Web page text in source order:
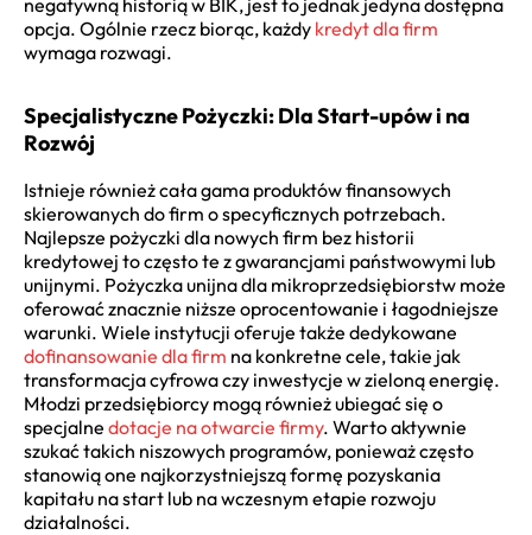
opcja. Ogólnie rzecz biorąc, każdy kredyt dla firm
wymaga rozwagi.
Specjalistyczne Pożyczki: Dla Start-upów i na
Rozwój
Istnieje również cała gama produktów finansowych
skierowanych do firm o specyficznych potrzebach.
Najlepsze pożyczki dla nowych firm bez historii
kredytowej to często te z gwarancjami państwowymi lub
unijnymi. Pożyczka unijna dla mikroprzedsiębiorstw może
oferować znacznie niższe oprocentowanie i łagodniejsze
warunki. Wiele instytucji oferuje także dedykowane
dofinansowanie dla firm na konkretne cele, takie jak
transformacja cyfrowa czy inwestycje w zieloną energię.
Młodzi przedsiębiorcy mogą również ubiegać się o
specjalne dotacje na otwarcie firmy. Warto aktywnie
szukać takich niszowych programów, ponieważ często
stanowią one najkorzystniejszą formę pozyskania
kapitału na start lub na wczesnym etapie rozwoju
działalności.